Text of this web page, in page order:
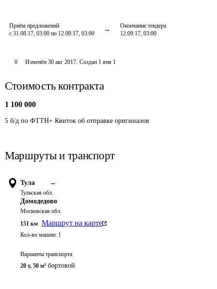
Приём предложений
с 31.08.17, 03:00 по 12.09.17, 03:00
Окончание тендера
12.09.17, 03:00
0 Изменён 30 авг 2017. Создан 1 янв 1
Стоимость контракта
1 100 000
5 б/д по ФТТН+ Квиток об отправке оригиналов
Маршруты и транспорт
Тула →
Тульская обл.
Домодедово
Московская обл.
151 км Маршрут на карте
Кол-во машин: 1
Варианты транспорта
20 т, 50 м³ бортовой